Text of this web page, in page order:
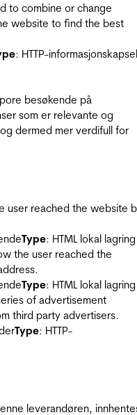
to combine or change
website to find the best
: HTTP-informasjonskapsel
besøkende på
som er relevante og
dermed mer verdifull for
user reached the website
Type: HTML lokal lagring
the user reached the
Type: HTML lokal lagring
of advertisement
third party advertisers.
Type: HTTP-
leverandøren,